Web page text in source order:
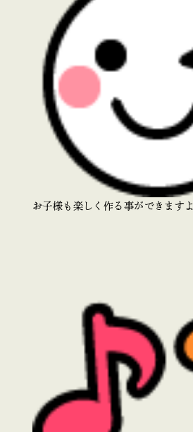
お子様も楽しく作る事ができますよ